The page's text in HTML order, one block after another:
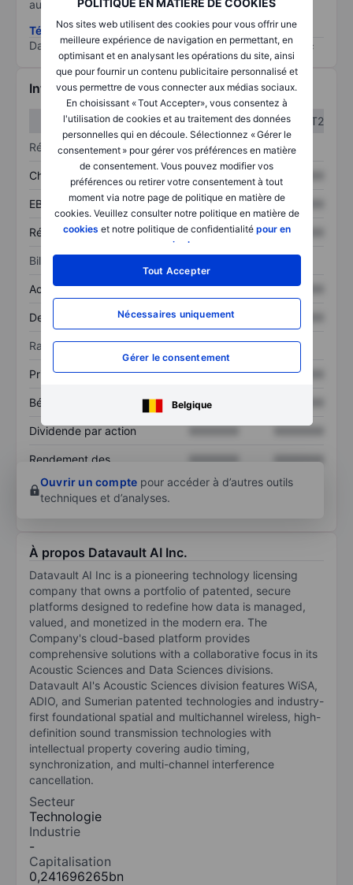
POLITIQUE EN MATIÈRE DE COOKIES
Nos sites web utilisent des cookies pour vous offrir une
meilleure expérience de navigation en permettant, en
optimisant et en analysant les opérations du site, ainsi
que pour fournir un contenu publicitaire personnalisé et
vous permettre de vous connecter aux médias sociaux.
En choisissant « Tout Accepter», vous consentez à
l'utilisation de cookies et au traitement des données
personnelles qui en découle. Sélectionnez « Gérer le
consentement » pour gérer vos préférences en matière
de consentement. Vous pouvez modifier vos
préférences ou retirer votre consentement à tout
moment via notre page de politique en matière de
cookies. Veuillez consulter notre politique en matière de
cookies et notre politique de confidentialité pour en
savoir plus
Tout Accepter
Nécessaires uniquement
Gérer le consentement
Belgique
au risque le plus élevé).
Télécharger la méthodologie ESG (en anglais)
Data provided by
/
Informations financières
T1
T2
Résultats
Chiffre d’affaires
EBITDA XXXXXXX XXXXXXX
Résultat net XXXXXXX XXXXXXX
Bilan
Actif total XXXXXXX XXXXXXX
Dette totale XXXXXXX
Ratios
Prix / ventes XXXXXXX XXXXXXX
Bénéfice par action XXXXXXX
Dividende par action
Rendement des
XXXXXXX
XXXXXXX
Ouvrir un compte pour accéder à d’autres outils
techniques et d’analyses.
À propos Datavault AI Inc.
Datavault AI Inc is a pioneering technology licensing
company that owns a portfolio of patented, secure
platforms designed to redefine how data is managed,
valued, and monetized in the modern era. The
Company's cloud-based platform provides
comprehensive solutions with a collaborative focus in its
Acoustic Sciences and Data Sciences divisions.
Datavault AI's Acoustic Sciences division features WiSA,
ADIO, and Sumerian patented technologies and industry-
first foundational spatial and multichannel wireless, high-
definition sound transmission technologies with
intellectual property covering audio timing,
synchronization, and multi-channel interference
cancellation.
Secteur
Technologie
Industrie
-
Capitalisation
0,241696265bn